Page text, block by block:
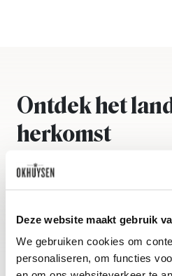
Deze website maakt gebruik
We gebruiken cookies om
personaliseren, om functies
Ontdek het
herkomst